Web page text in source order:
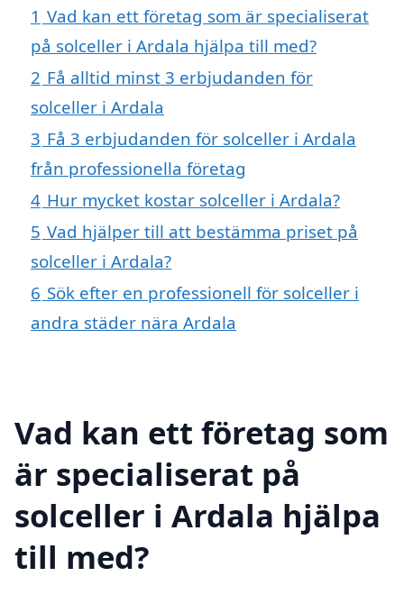
1 Vad kan ett företag som är specialiserat
på solceller i Ardala hjälpa till med?
2 Få alltid minst 3 erbjudanden för
solceller i Ardala
3 Få 3 erbjudanden för solceller i Ardala
från professionella företag
4 Hur mycket kostar solceller i Ardala?
5 Vad hjälper till att bestämma priset på
solceller i Ardala?
6 Sök efter en professionell för solceller i
andra städer nära Ardala
Vad kan ett företag som
är specialiserat på
solceller i Ardala hjälpa
till med?